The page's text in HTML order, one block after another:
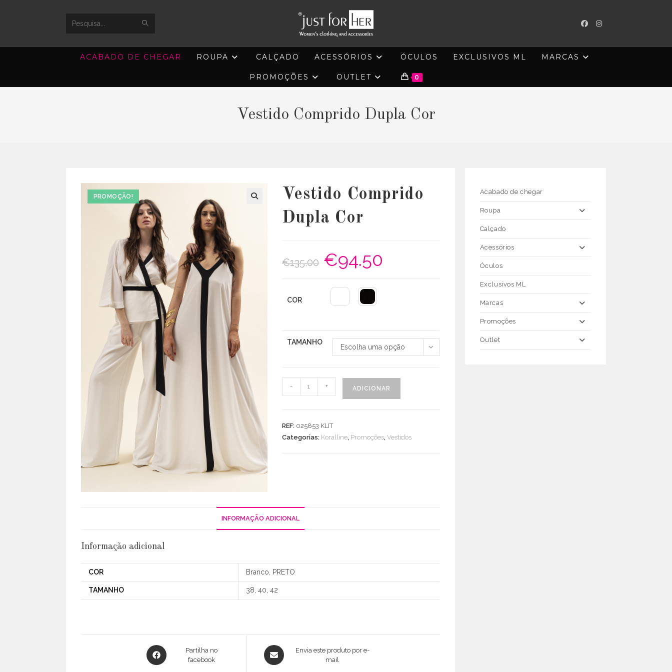
Search
ACABADO DE CHEGAR ROUPA CALÇADO ACESSÓRIOS ÓCULOS EXCLUSIVOS ML MARCAS
PROMOÇÕES OUTLET 0
Vestido Comprido Dupla Cor
PROMOÇÃO!
Vestido Comprido
Dupla Cor
€135.00
O
preço
original
€94.50
COR
TAMANHO
Escolha uma opção
de
- + ADICIONAR
REF: 025853 KLIT
Categorias: Koralline, Promoções, Vestidos
INFORMAÇÃO ADICIONAL
Informação adicional
COR Branco, PRETO
TAMANHO 38, 40, 42
Opens
in
Partilha no
facebook
Opens
in
Envia este produto por e-
mail
Acabado de chegar
Roupa
Calçado
Acessórios
Óculos
Exclusivos ML
Marcas
Promoções
Outlet